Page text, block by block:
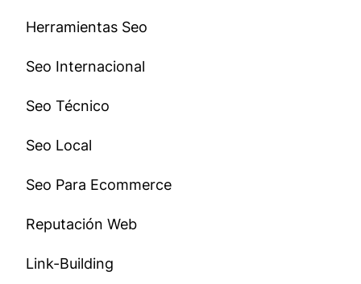
Herramientas Seo
Seo Internacional
Seo Técnico
Seo Local
Seo Para Ecommerce
Reputación Web
Link-Building